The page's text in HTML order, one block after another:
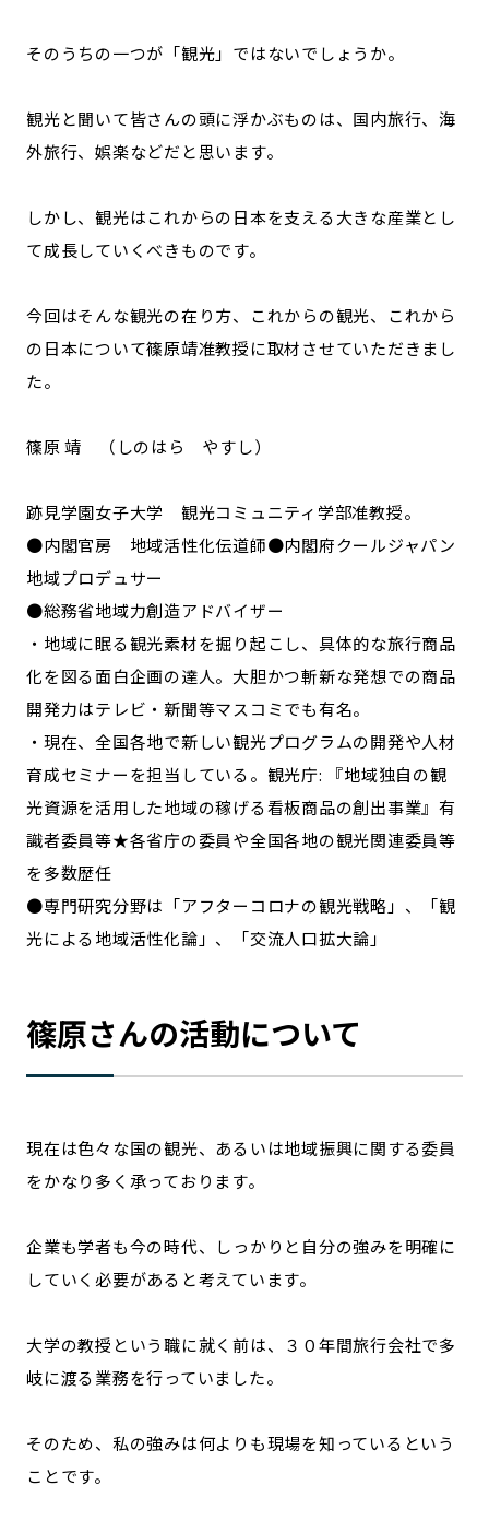
「人」から探す
お問い合わせ 会社概要
そのうちの一つが「観光」ではないでしょうか。
観光と聞いて皆さんの頭に浮かぶものは、国内旅行、海
外旅行、娯楽などだと思います。
しかし、観光はこれからの日本を支える大きな産業とし
て成長していくべきものです。
今回はそんな観光の在り方、これからの観光、これから
の日本について篠原靖准教授に取材させていただきまし
た。
篠原 靖 （しのはら やすし）
跡見学園女子大学 観光コミュニティ学部准教授。
●内閣官房 地域活性化伝道師●内閣府クールジャパン
地域プロデュサー
●総務省地域力創造アドバイザー
・地域に眠る観光素材を掘り起こし、具体的な旅行商品
化を図る面白企画の達人。大胆かつ斬新な発想での商品
開発力はテレビ・新聞等マスコミでも有名。
・現在、全国各地で新しい観光プログラムの開発や人材
育成セミナーを担当している。観光庁: 『地域独自の観
光資源を活用した地域の稼げる看板商品の創出事業』有
識者委員等★各省庁の委員や全国各地の観光関連委員等
を多数歴任
●専門研究分野は「アフターコロナの観光戦略」、「観
光による地域活性化論」、「交流人口拡大論」
篠原さんの活動について
現在は色々な国の観光、あるいは地域振興に関する委員
をかなり多く承っております。
企業も学者も今の時代、しっかりと自分の強みを明確に
していく必要があると考えています。
大学の教授という職に就く前は、３０年間旅行会社で多
岐に渡る業務を行っていました。
そのため、私の強みは何よりも現場を知っているという
ことです。